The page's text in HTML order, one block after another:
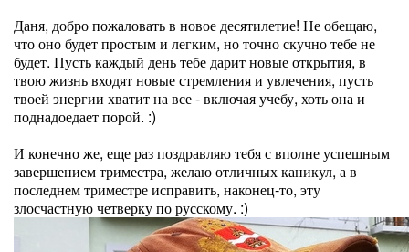
Даня, добро пожаловать в новое десятилетие! Не обещаю,
что оно будет простым и легким, но точно скучно тебе не
будет. Пусть каждый день тебе дарит новые открытия, в
твою жизнь входят новые стремления и увлечения, пусть
твоей энергии хватит на все - включая учебу, хоть она и
поднадоедает порой. :)
И конечно же, еще раз поздравляю тебя с вполне успешным
завершением триместра, желаю отличных каникул, а в
последнем триместре исправить, наконец-то, эту
злосчастную четверку по русскому. :)